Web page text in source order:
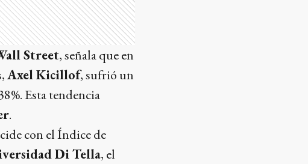
Street, señala que en
Axel Kicillof, sufrió un
Esta tendencia
.
con el Índice de
Di Tella, el